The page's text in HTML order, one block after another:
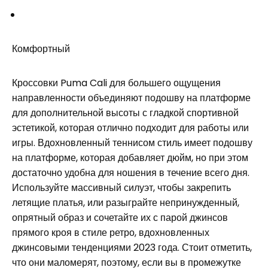
Комфортный
Кроссовки Puma Cali для большего ощущения
направленности объединяют подошву на платформе
для дополнительной высоты с гладкой спортивной
эстетикой, которая отлично подходит для работы или
игры. Вдохновленный теннисом стиль имеет подошву
на платформе, которая добавляет дюйм, но при этом
достаточно удобна для ношения в течение всего дня.
Используйте массивный силуэт, чтобы закрепить
летящие платья, или разыграйте непринужденный,
опрятный образ и сочетайте их с парой джинсов
прямого кроя в стиле ретро, ​​вдохновленных
джинсовыми тенденциями 2023 года. Стоит отметить,
что они маломерят, поэтому, если вы в промежутке